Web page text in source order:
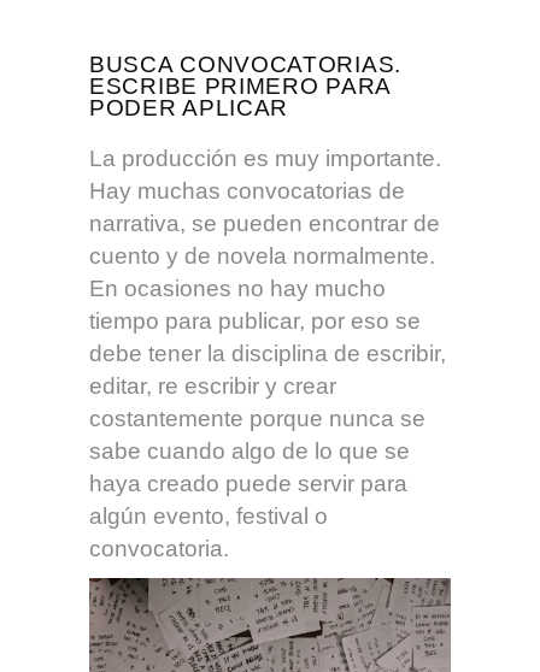
BUSCA CONVOCATORIAS.
ESCRIBE PRIMERO PARA
PODER APLICAR
La producción es muy importante.
Hay muchas convocatorias de
narrativa, se pueden encontrar de
cuento y de novela normalmente.
En ocasiones no hay mucho
tiempo para publicar, por eso se
debe tener la disciplina de escribir,
editar, re escribir y crear
costantemente porque nunca se
sabe cuando algo de lo que se
haya creado puede servir para
algún evento, festival o
convocatoria.